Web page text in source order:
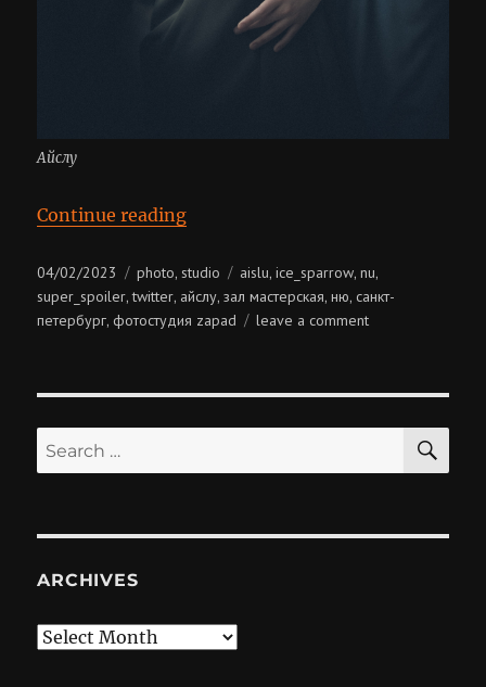
Айслу
Continue reading“Айслу”
Posted
on
04/02/2023 Categories
photo, studio Tags
aislu,ice_sparrow,nu,
super_spoiler,twitter, айслу,зал мастерская,ню,санкт-
петербург,фотостудия zapad leave a commenton
Search
for:
ARCHIVES
Archives